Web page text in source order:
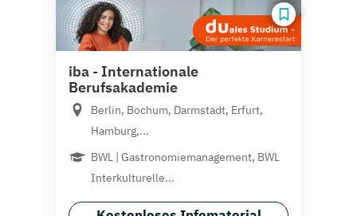
iba - Internationale
Berufsakademie
Berlin, Bochum, Darmstadt, Erfurt,
Hamburg,...
BWL | Gastronomiemanagement, BWL
Interkulturelle...